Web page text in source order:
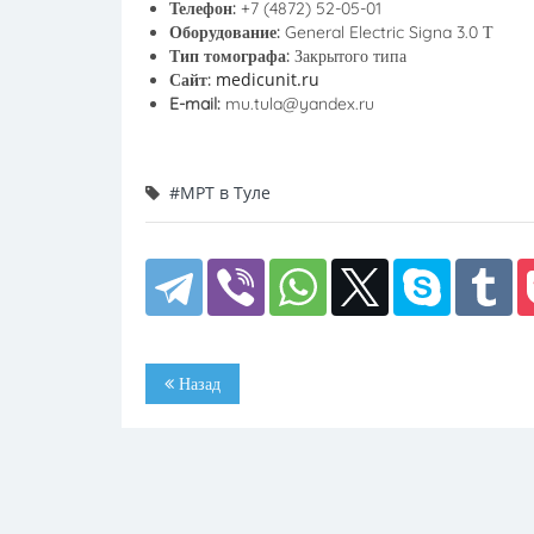
Телефон: +7 (4872) 52-05-01
Оборудование: General Electric Signa 3.0 Т
Тип томографа: Закрытого типа
Сайт: medicunit.ru
E-mail: mu.tula@yandex.ru
#МРТ в Туле
Назад